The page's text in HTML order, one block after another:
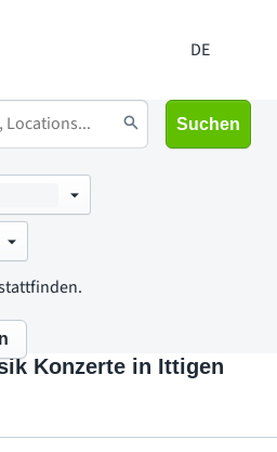
Suchen
Konzerte in Ittigen